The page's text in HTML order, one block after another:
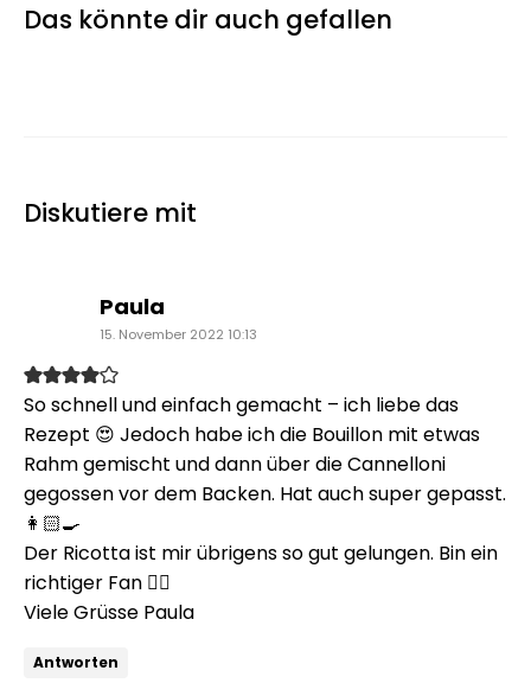
Das könnte dir auch gefallen
Diskutiere mit
Paula
15. November 2022 10:13
So schnell und einfach gemacht – ich liebe das
Rezept 😍 Jedoch habe ich die Bouillon mit etwas
Rahm gemischt und dann über die Cannelloni
gegossen vor dem Backen. Hat auch super gepasst.
👩🏻‍🍳
Der Ricotta ist mir übrigens so gut gelungen. Bin ein
richtiger Fan ✌🏼
Viele Grüsse Paula
Antworten